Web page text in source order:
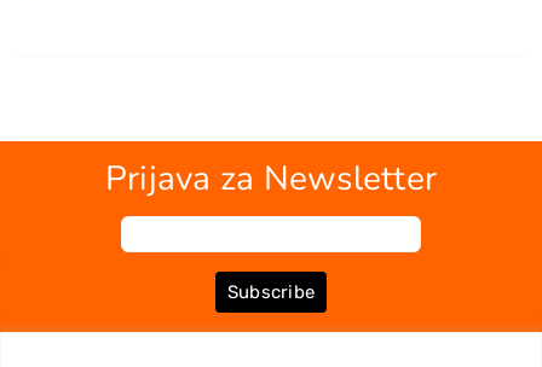
Prijava za Newsletter
Subscribe